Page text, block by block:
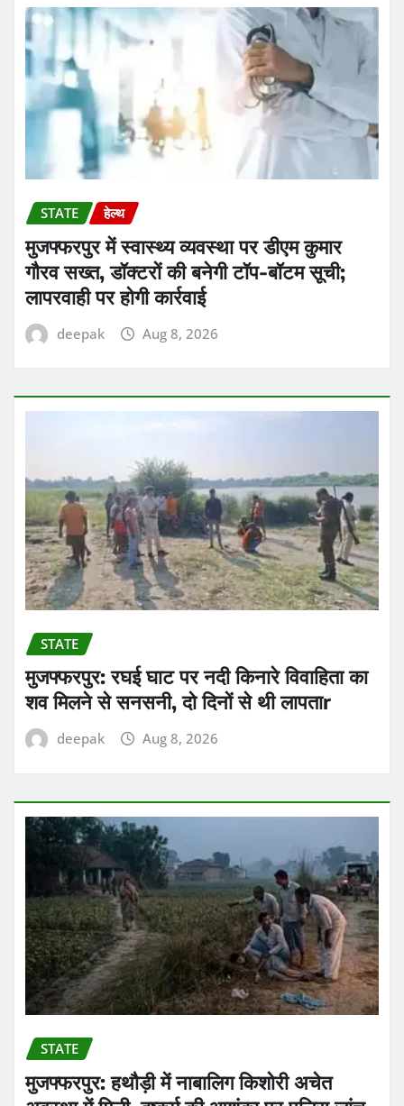
STATE हेल्थ
मुजफ्फरपुर में स्वास्थ्य व्यवस्था पर डीएम कुमार
गौरव सख्त, डॉक्टरों की बनेगी टॉप-बॉटम सूची;
लापरवाही पर होगी कार्रवाई
deepak Aug 8, 2026
STATE
मुजफ्फरपुर: रघई घाट पर नदी किनारे विवाहिता का
शव मिलने से सनसनी, दो दिनों से थी लापताr
deepak Aug 8, 2026
STATE
मुजफ्फरपुर: हथौड़ी में नाबालिग किशोरी अचेत